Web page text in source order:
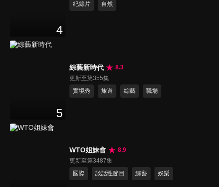
4
紀錄片 自然
5
綜藝新時代
8.3
更新至第355集
實境秀
旅遊 綜藝 職場
WTO姐妹會
8.9
更新至第3487集
國際
談話性節目 綜藝 娛樂